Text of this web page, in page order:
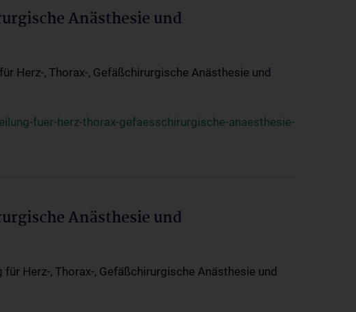
Anästhesie und
Herz-, Thorax-, Gefäßchirurgische Anästhesie und
fuer-herz-thorax-gefaesschirurgische-anaesthesie-
Anästhesie und
Herz-, Thorax-, Gefäßchirurgische Anästhesie und